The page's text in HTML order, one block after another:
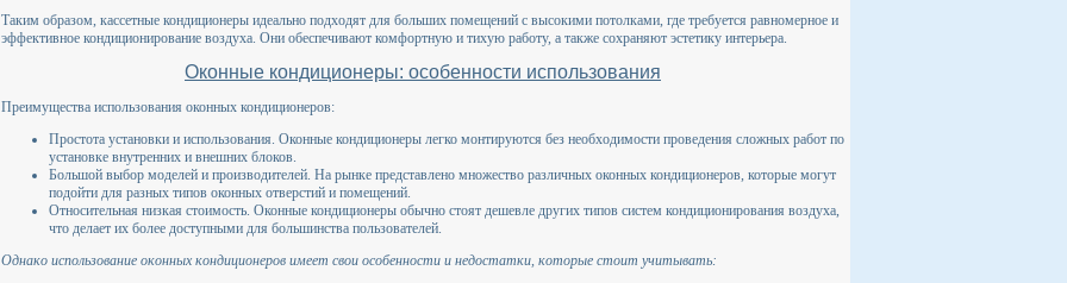
Таким образом, кассетные кондиционеры идеально подходят для больших помещений с высокими потолками, где требуется равномерное и
эффективное кондиционирование воздуха. Они обеспечивают комфортную и тихую работу, а также сохраняют эстетику интерьера.
Оконные кондиционеры: особенности использования
Преимущества использования оконных кондиционеров:
Простота установки и использования. Оконные кондиционеры легко монтируются без необходимости проведения сложных работ по
установке внутренних и внешних блоков.
Большой выбор моделей и производителей. На рынке представлено множество различных оконных кондиционеров, которые могут
подойти для разных типов оконных отверстий и помещений.
Относительная низкая стоимость. Оконные кондиционеры обычно стоят дешевле других типов систем кондиционирования воздуха,
что делает их более доступными для большинства пользователей.
Однако использование оконных кондиционеров имеет свои особенности и недостатки, которые стоит учитывать: